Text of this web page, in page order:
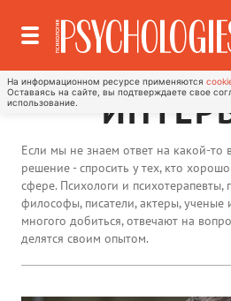
На информационном ресурсе применяются
Оставаясь на сайте, вы подтверждаете свое
использование.
Если мы не знаем ответ на какой-то
решение - спросить у тех, кто
сфере. Психологи и психотерапевты,
философы, писатели, актеры, ученые
многого добиться, отвечают на
делятся своим опытом.